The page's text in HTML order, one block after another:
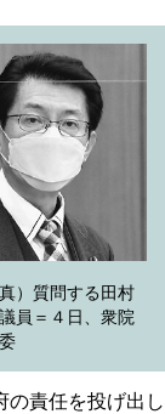
真）質問する田村
員＝４日、衆院
の責任を投げ出し